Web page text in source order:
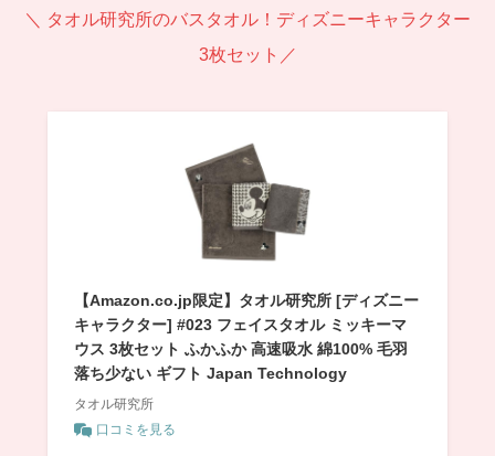
＼ タオル研究所のバスタオル！ディズニーキャラクター
3枚セット／
【Amazon.co.jp限定】タオル研究所 [ディズニー
キャラクター] #023 フェイスタオル ミッキーマ
ウス 3枚セット ふかふか 高速吸水 綿100% 毛羽
落ち少ない ギフト Japan Technology
タオル研究所
口コミを見る